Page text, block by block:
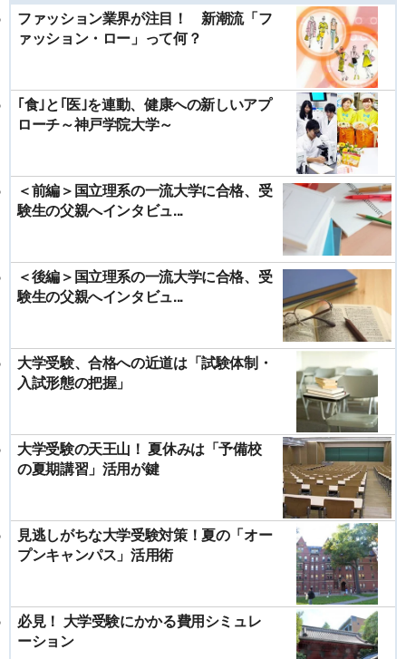
ファッション業界が注目！ 新潮流「フ
ァッション・ロー」って何？
｢食｣と｢医｣を連動、健康への新しいアプ
ローチ～神戸学院大学～
＜前編＞国立理系の一流大学に合格、受
験生の父親へインタビュ...
＜後編＞国立理系の一流大学に合格、受
験生の父親へインタビュ...
大学受験、合格への近道は「試験体制・
入試形態の把握」
大学受験の天王山！ 夏休みは「予備校
の夏期講習」活用が鍵
見逃しがちな大学受験対策！夏の「オー
プンキャンパス」活用術
必見！ 大学受験にかかる費用シミュレ
ーション